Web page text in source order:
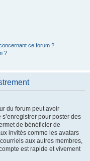
ce forum ?
?
du forum peut avoir
pour poster des
de bénéficier de
invités comme les avatars
aux autres membres,
est rapide et vivement